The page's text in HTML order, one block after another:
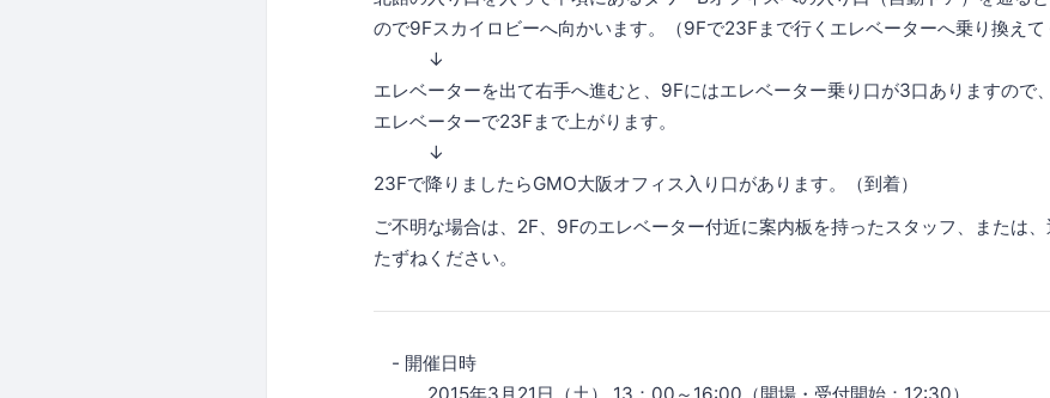
ので9Fスカイロビーへ向かいます。（9Fで23Fまで行くエレベーターへ乗り換えて
↓
エレベーターを出て右手へ進むと、9Fにはエレベーター乗り口が3口ありますので
エレベーターで23Fまで上がります。
↓
23Fで降りましたらGMO大阪オフィス入り口があります。（到着）
ご不明な場合は、2F、9Fのエレベーター付近に案内板を持ったスタッフ、または
たずねください。
- 開催日時